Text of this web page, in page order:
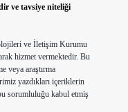
ve tavsiye niteliği
ve İletişim Kurumu
hizmet vermektedir. Bu
veya araştırma
yazdıkları içeriklerin
sorumluluğu kabul etmiş